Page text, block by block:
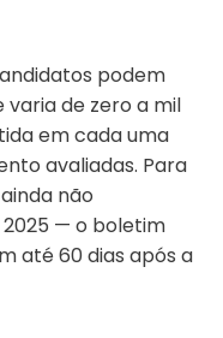
podem
de zero a mil
em cada uma
avaliadas. Para
não
— o boletim
até 60 dias após a